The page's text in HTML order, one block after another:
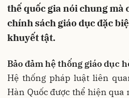
thế quốc gia nói chung mà
chính sách giáo dục đặc
khuyết tật.
Bảo đảm hệ thống giáo dục
Hệ thống pháp luật liên
Hàn Quốc được thể hiện